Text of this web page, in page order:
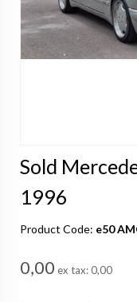
Sold
1996
Product Code: e50
0,00 ex tax:0,00